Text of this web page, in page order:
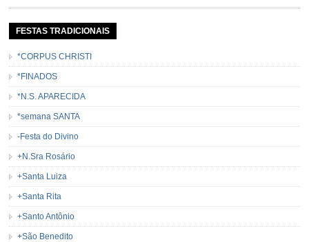
FESTAS TRADICIONAIS
*CORPUS CHRISTI
*FINADOS
*N.S. APARECIDA
*semana SANTA
-Festa do Divino
+N.Sra Rosário
+Santa Luiza
+Santa Rita
+Santo Antônio
+São Benedito